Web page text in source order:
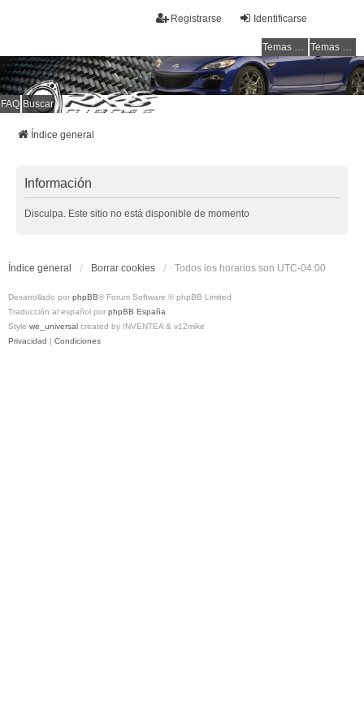
Identificarse
Registrarse
Temas sin respuesta Temas activos
Welcome to all rotarys !!!
FAQ Buscar
Índice general
Información
Disculpa. Este sitio no está disponible de momento
Índice general Borrar cookies Todos los horarios son UTC-04:00
Desarrollado por phpBB® Forum Software © phpBB Limited
Traducción al español por phpBB España
Style we_universal created by INVENTEA & v12mike
Privacidad | Condiciones